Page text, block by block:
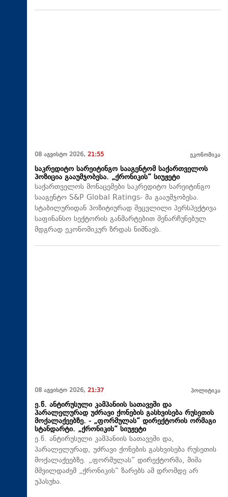
08 აგვისტო 2026, 21:55 ეკონომიკა
საკრედიტო სარეიტინგო სააგენტომ საქართველოს
პოზიცია გააუმჯობესა. „ქრონიკის“ სიუჟეტი
საქართველოს მონაცემები საკრედიტო სარეიტინგო
სააგენტო S&P Global Ratings- მა გააუმჯობესა.
სტაბილურიდან პოზიტიურად შეცვლილი პერსპექტივა
საფინანსო სექტორის განმარტებით შენარჩუნებულ
მდგრად ეკონომიკურ ზრდას ნიშნავს.
08 აგვისტო 2026, 21:37 პოლიტიკა
ე.წ. ანტირუსული კამპანიის სათავეში და
პარალელურად უძრავი ქონების გასხვისება რუსეთის
მოქალაქეებზე. - „ფორმულას“ დირექტორის ორმაგი
სტანდარტი. „ქრონიკის“ სიუჟეტი
ე.წ. ანტირუსული კამპანიის სათავეში და,
პარალელურად, უძრავი ქონების გასხვისება რუსეთის
მოქალაქეებზე. „ფორმულას“ დირექტორმა, მიშა
მშვილდაძემ „ქრონიკის“ ზარებს ამ დრომდე არ
უპასუხა.